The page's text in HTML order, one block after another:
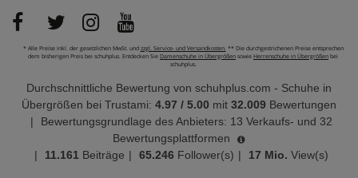
* Alle Preise inkl. der gesetzlichen MwSt. und zzgl. Service- und Versandkosten.** Die durchgestrichenen Preise entsprechen
dem bisherigen Preis bei schuhplus. Entdecken Sie Damenschuhe in Übergrößen sowie Herrenschuhe in Übergrößen bei
schuhplus.
Durchschnittliche Bewertung von schuhplus.com - Schuhe in
Übergrößen bei Trustami: 4.97 / 5.00 mit 32.009 Bewertungen
|
Bewertungsgrundlage des Anbieters: 13 Verkaufs- und 32
Bewertungsplattformen
|
11.161 Beiträge | 65.246 Follower(s) | 17 Mio. View(s)